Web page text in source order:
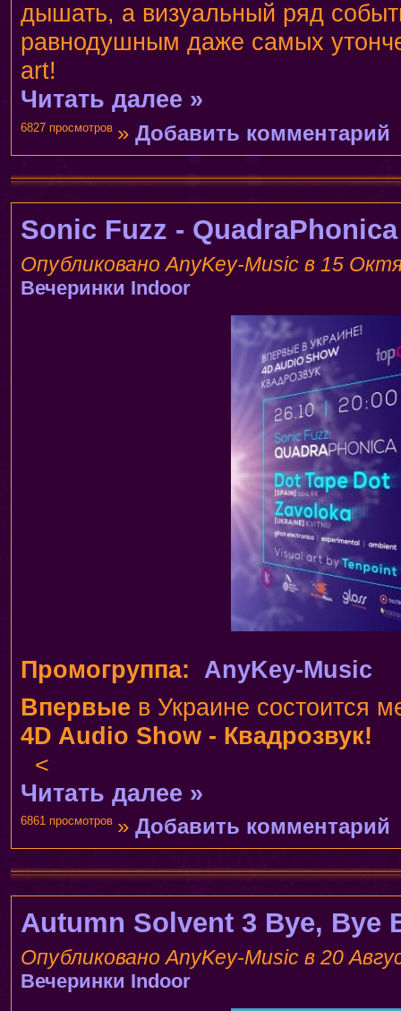
дышать, а визуальный ряд
равнодушным даже самых
art!
Читать далее »
»Добавить комментарий
6827 просмотров
Sonic Fuzz - QuadraPhonica
Опубликовано AnyKey-Music в 15
Вечеринки Indoor
Промогруппа:
AnyKey-Music
Впервые в Украине состоится
4D Audio Show - Квадрозвук!
<
Читать далее »
»Добавить комментарий
6861 просмотров
Autumn Solvent 3 Bye, Bye
Опубликовано AnyKey-Music в 20
Вечеринки Indoor